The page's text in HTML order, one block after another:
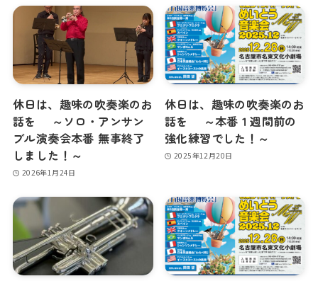
休日は、趣味の吹奏楽のお
話を ～ソロ・アンサン
ブル演奏会本番 無事終了
しました！～
2026年1月24日
休日は、趣味の吹奏楽のお
話を ～本番１週間前の
強化練習でした！～
2025年12月20日